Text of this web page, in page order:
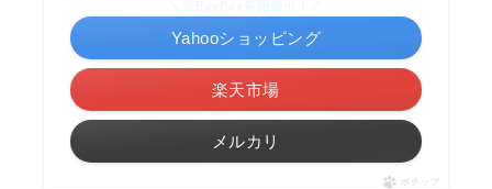
楽天市場
Yahooショッピング
メルカリ
ポチップ